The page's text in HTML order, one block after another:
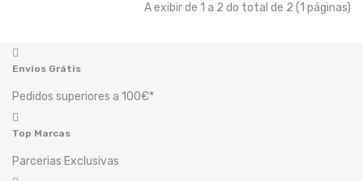
A exibir de 1 a 2 do total de 2 (1 páginas)
Envios Grátis
Pedidos superiores a 100€*
Top Marcas
Parcerias Exclusivas